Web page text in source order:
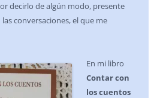
decirlo de algún modo, presente
conversaciones, el que me
En mi libro
Contar con
los cuentos